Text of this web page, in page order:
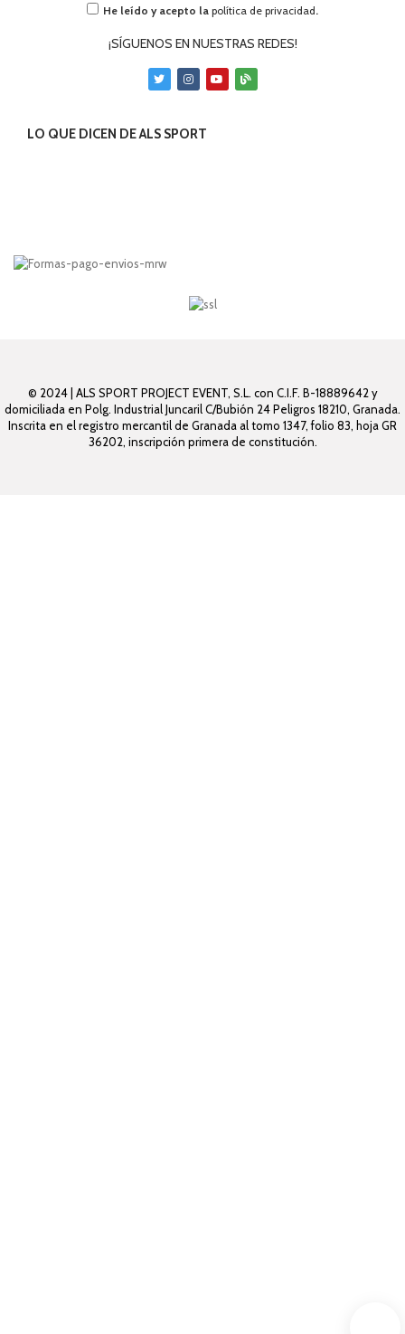
He leído y acepto la política de privacidad.
¡SÍGUENOS EN NUESTRAS REDES!
LO QUE DICEN DE ALS SPORT
© 2024 | ALS SPORT PROJECT EVENT, S.L. con C.I.F. B-18889642 y
domiciliada en Polg. Industrial Juncaril C/Bubión 24 Peligros 18210, Granada.
Inscrita en el registro mercantil de Granada al tomo 1347, folio 83, hoja GR
36202, inscripción primera de constitución.